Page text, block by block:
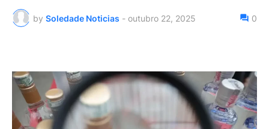
by Soledade Noticias - outubro 22, 2025 0